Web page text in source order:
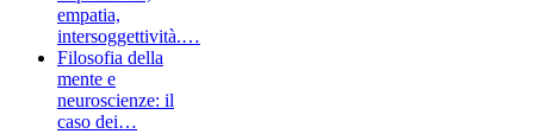
empatia,
intersoggettività.…
Filosofia della
mente e
neuroscienze: il
caso dei…